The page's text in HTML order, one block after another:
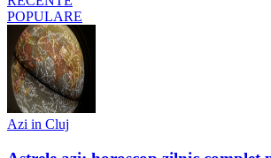
POPULARE
Azi in Cluj